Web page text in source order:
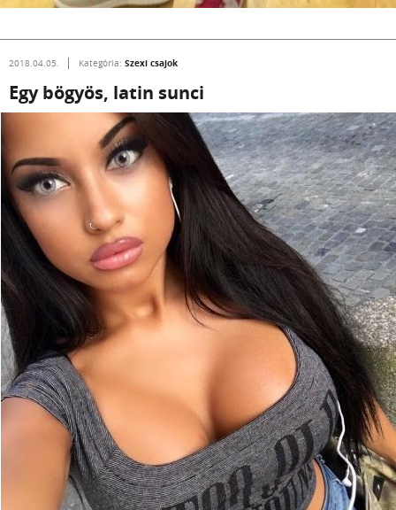
2018.04.05. Kategória: Szexi csajok
Egy bögyös, latin sunci